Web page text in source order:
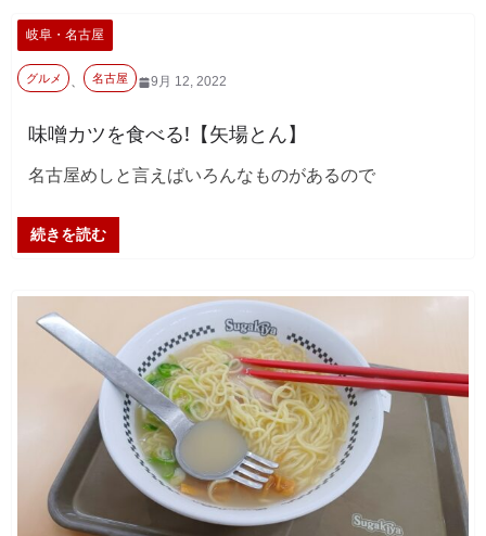
岐阜・名古屋
9月 12, 2022
グルメ 、 名古屋
味噌カツを食べる!【矢場とん】
名古屋めしと言えばいろんなものがあるので
続きを読む